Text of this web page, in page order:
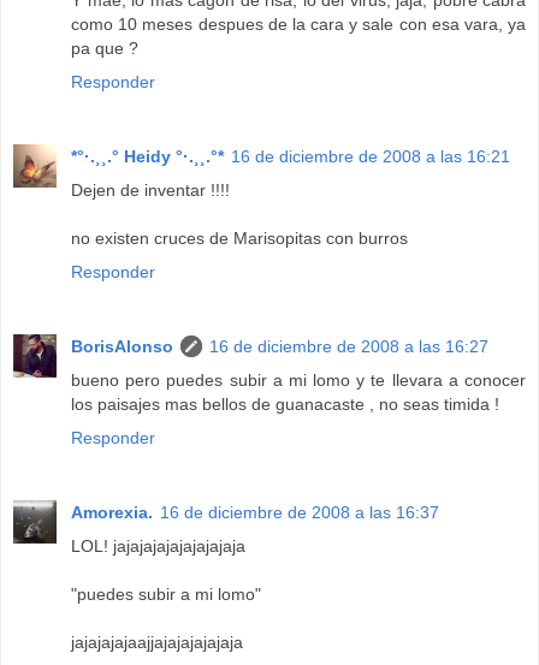
como 10 meses despues de la cara y sale con esa vara, ya
pa que ?
Responder
*°·.¸¸.° Heidy °·.¸¸.°* 16 de diciembre de 2008 a las 16:21
Dejen de inventar !!!!
no existen cruces de Marisopitas con burros
Responder
BorisAlonso
16 de diciembre de 2008 a las 16:27
bueno pero puedes subir a mi lomo y te llevara a conocer
los paisajes mas bellos de guanacaste , no seas timida !
Responder
Amorexia. 16 de diciembre de 2008 a las 16:37
LOL! jajajajajajajajajaja
"puedes subir a mi lomo"
jajajajajaajjajajajajajaja